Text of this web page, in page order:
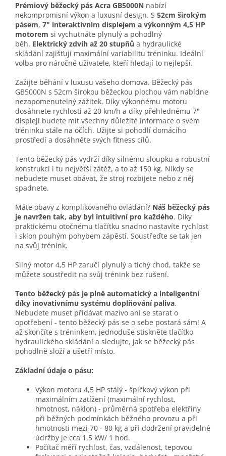
Prémiový běžecký pás Acra GB5000N nabízí
nekompromisní výkon a luxusní design. S 52cm širokým
pásem, 7" interaktivním displejem a výkonným 4,5 HP
motorem si vychutnáte plynulý a pohodlný
běh. Elektrický zdvih až 20 stupňů a hydraulické
skládání zajišťují maximální variabilitu tréninku. Ideální
volba pro náročné uživatele, kteří hledají to nejlepší.
Zažijte běhání v luxusu vašeho domova. Běžecký pás
GB5000N s 52cm širokou běžeckou plochou vám nabídne
nezapomenutelný zážitek. Díky výkonnému motoru
dosáhnete rychlosti až 20 km/h a díky přehlednému 7"
displeji budete mít všechny důležité informace o svém
tréninku stále na očích. Užijte si pohodlí domácího
prostředí a dosáhněte svých fitness cílů.
Tento běžecký pás vydrží díky silnému sloupku a robustní
konstrukci i tu největší zátěž, a to až 150 kg. Nikdy se
nebudete muset obávat, že stroj rozbijete nebo z něj
spadnete.
Máte obavy z komplikovaného ovládání? Náš běžecký pás
je navržen tak, aby byl intuitivní pro každého. Díky
praktickému otočnému tlačítku snadno nastavíte rychlost
i sklon pouhým pohybem zápěstí. Soustřeďte se tak jen
na svůj trénink.
Silný motor 4,5 HP zaručí plynulý a tichý chod, takže se
můžete soustředit na svůj trénink bez rušení.
Tento běžecký pás je plně automatický a inteligentní
díky inovativnímu systému doplňování paliva.
Nebudete muset přidávat mazivo ani se starat o
opotřebení - tento běžecký pás se o sebe postará sám! A
až skončíte s tréninkem, jednoduše stiskněte tlačítko
hydraulického skládání a sledujte, jak se běžecký pás
pohodlně složí a ušetří místo.
Základní údaje o pásu:
Výkon motoru 4,5 HP stálý - špičkový výkon při
maximálním zatížení (maximální rychlost,
hmotnost, náklon) - průměrná spotřeba elektřiny
při běžných podmínkách běžného provozu a při
hmotnosti mezi 70 - 80 kg a při dodržení pravidelné
údržby je cca 1,5 kW/ 1 hod.
Počítač měří rychlost, čas, vzdálenost, tepovou